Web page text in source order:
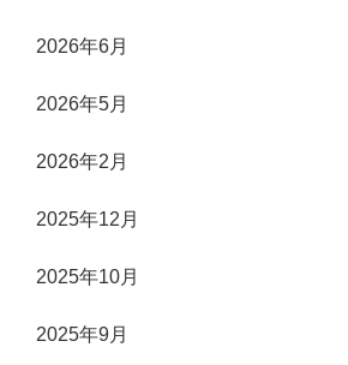
2026年6月
2026年5月
2026年2月
2025年12月
2025年10月
2025年9月